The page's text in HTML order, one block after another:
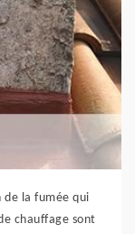
de la fumée qui
chauffage sont